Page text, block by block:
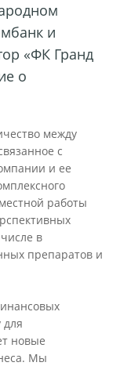
и
«ФК Гранд
о
между
с
и ее
работы
в
препаратов и
для
новые
Мы